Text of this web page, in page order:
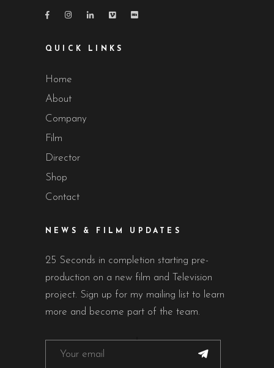
QUICK LINKS
Home
About
Company
Film
Director
Shop
Contact
NEWS & FILM UPDATES
25 Seconds in completion starting pre-
production on a new film and Television
project. Sign up for my mailing list to learn
more and become part of the team.